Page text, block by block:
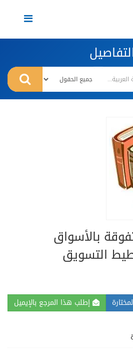
Toggle
navigation
بالأسواق
التسويق
إطلب هذا المرجع بالإيميل